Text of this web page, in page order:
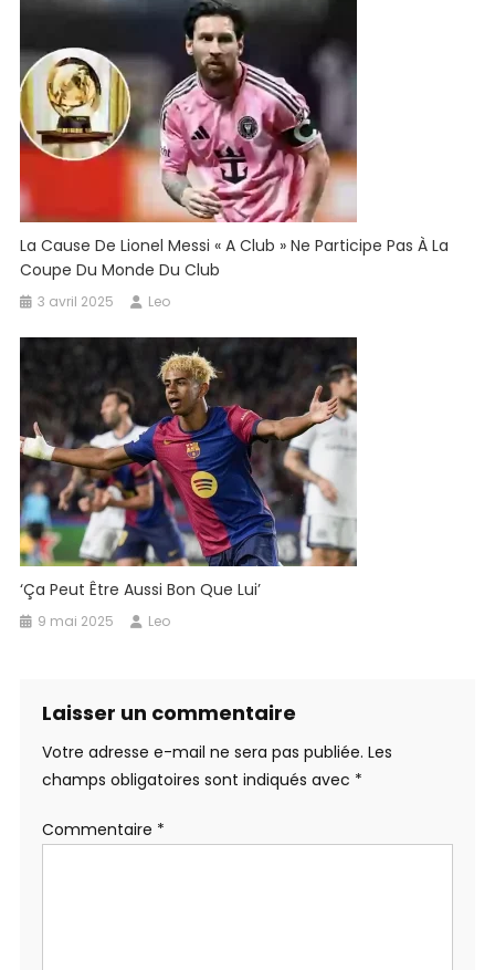
La Cause De Lionel Messi « A Club » Ne Participe Pas À La
Coupe Du Monde Du Club
3 avril 2025 Leo
‘Ça Peut Être Aussi Bon Que Lui’
9 mai 2025 Leo
Laisser un commentaire
Votre adresse e-mail ne sera pas publiée. Les
champs obligatoires sont indiqués avec *
Commentaire *